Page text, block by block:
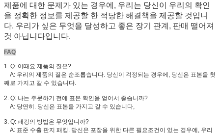
제품에 대한 문제가 있는 경우에, 우리는 당신이 우리의 확인
을 정확한 정보를 제공할 한 적당한 해결책을 제공할 것입니
다. 우리가 싶은 무엇을 달성하고 좋은 장기 관계, 판매 떨어져
것 아닙니다입니다.
FAQ
1. Q: 어때요 제품의 질은?
A: 우리의 제품의 질은 순조롭습니다. 당신이 걱정되는 경우에, 당신은 표본을 첫
째로 가지고 갈 수 있습니다.
2. Q: 나는 주문하기 전에 표본 확인을 얻어서 좋습니까?
A: 당연히. 당신은 표본을 가지고 갈 수 있습니다,
3. Q: 패킹의 방법은 무엇입니까?
A: 표준 수출 판지 패킹. 당신은 포장을 위한 다른 필요조건이 있는 경우에, 우리